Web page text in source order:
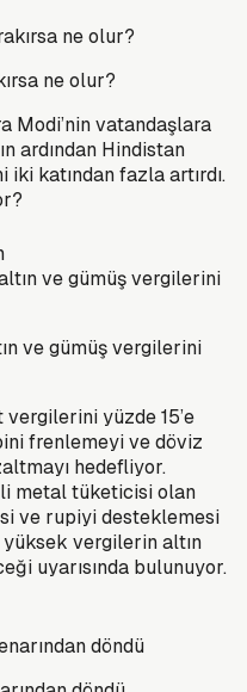
ne olur?
Modi’nin vatandaşlara
ardından Hindistan
katından fazla artırdı.
ve gümüş vergilerini
yüzde 15’e
frenlemeyi ve döviz
hedefliyor.
metal tüketicisi olan
ve rupiyi desteklemesi
vergilerin altın
uyarısında bulunuyor.